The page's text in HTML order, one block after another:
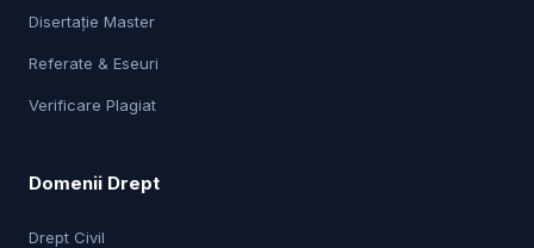
Disertație Master
Referate & Eseuri
Verificare Plagiat
Domenii Drept
Drept Civil